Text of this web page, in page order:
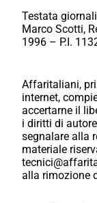
Testata
Marco Scotti,
1996 – P.I.
Affaritaliani,
internet,
accertarne il
i diritti di
segnalare alla
materiale
alla rimozione